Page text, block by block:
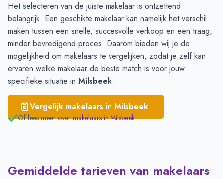
Het selecteren van de juiste makelaar is ontzettend
belangrijk. Een geschikte makelaar kan namelijk het verschil
maken tussen een snelle, succesvolle verkoop en een traag,
minder bevredigend proces. Daarom bieden wij je de
mogelijkheid om makelaars te vergelijken, zodat je zelf kan
ervaren welke makelaar de beste match is voor jouw
specifieke situatie in Milsbeek.
Vergelijk makelaars in Milsbeek
Of lees meer over makelaars inMilsbeek
Gemiddelde tarieven van makelaars